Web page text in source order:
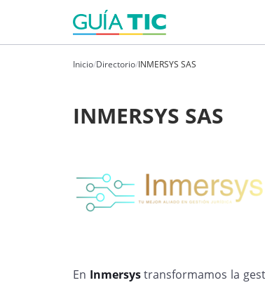
Inicio/Directorio/INMERSYS SAS
INMERSYS SAS
En Inmersystransformamos la